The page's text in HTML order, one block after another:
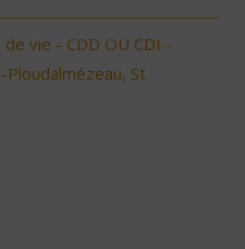
vie - CDD OU CDI -
Ploudalmézeau, St